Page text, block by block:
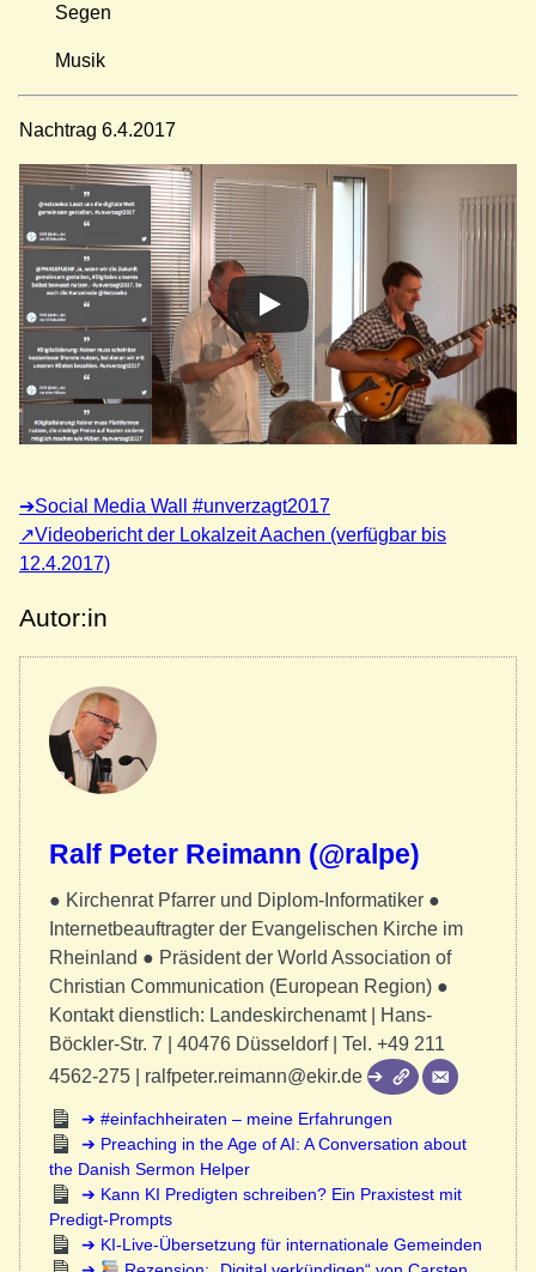
Segen
Musik
Nachtrag 6.4.2017
Social Media Wall #unverzagt2017
Videobericht der Lokalzeit Aachen (verfügbar bis
12.4.2017)
Autor:in
Ralf Peter Reimann (@ralpe)
● Kirchenrat Pfarrer und Diplom-Informatiker ●
Internetbeauftragter der Evangelischen Kirche im
Rheinland ● Präsident der World Association of
Christian Communication (European Region) ●
Kontakt dienstlich: Landeskirchenamt | Hans-
Böckler-Str. 7 | 40476 Düsseldorf | Tel. +49 211
4562-275 | ralfpeter.reimann@ekir.de
#einfachheiraten – meine Erfahrungen
Preaching in the Age of AI: A Conversation about
the Danish Sermon Helper
Kann KI Predigten schreiben? Ein Praxistest mit
Predigt-Prompts
KI-Live-Übersetzung für internationale Gemeinden